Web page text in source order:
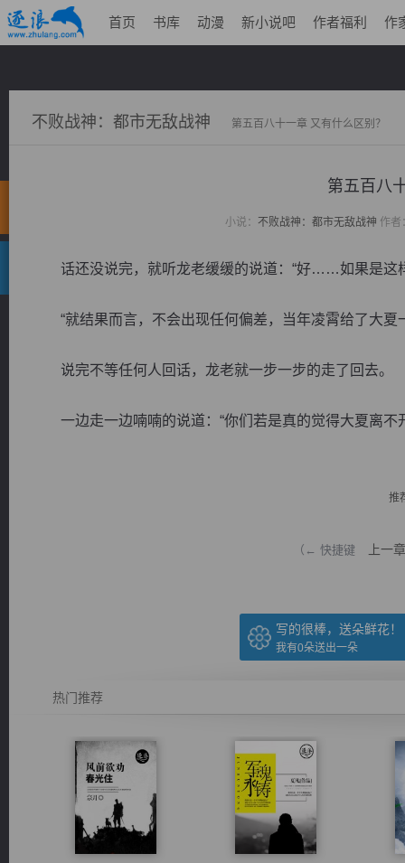
首页 书库 动漫 新小说吧 作者福利 作
不败战神：都市无敌战神 第五百八十一章 又有什么区别？
第五百八
小说： 不败战神：都市无敌战神 作者
话还没说完，就听龙老缓缓的说道：“好……如果是这
“就结果而言，不会出现任何偏差，当年凌霄给了大夏
说完不等任何人回话，龙老就一步一步的走了回去。
一边走一边喃喃的说道：“你们若是真的觉得大夏离不
推
（← 快捷键 上一章
写的很棒，送朵鲜花！
我有0朵送出一朵
热门推荐